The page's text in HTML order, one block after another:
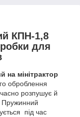
КПН-1,8
для
на мінітрактор
оброблення
розпушує й
Пружинний
під час